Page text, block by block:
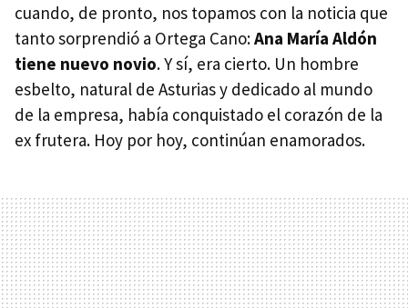
cuando, de pronto, nos topamos con la noticia que
tanto sorprendió a Ortega Cano:Ana María Aldón
tiene nuevo novio. Y sí, era cierto. Un hombre
esbelto, natural de Asturias y dedicado al mundo
de la empresa, había conquistado el corazón de la
ex frutera. Hoy por hoy, continúan enamorados.